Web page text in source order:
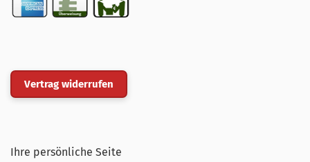
Vertrag widerrufen
Ihre persönliche Seite